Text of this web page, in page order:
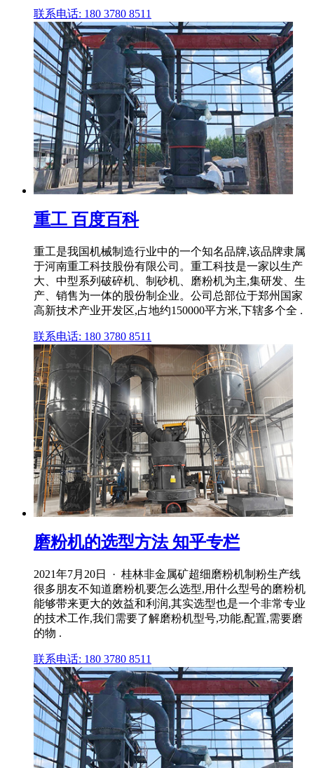
联系电话: 180 3780 8511
重工 百度百科
重工是我国机械制造行业中的一个知名品牌,该品牌隶属
于河南重工科技股份有限公司。重工科技是一家以生产
大、中型系列破碎机、制砂机、磨粉机为主,集研发、生
产、销售为一体的股份制企业。公司总部位于郑州国家
高新技术产业开发区,占地约150000平方米,下辖多个全 .
联系电话: 180 3780 8511
磨粉机的选型方法 知乎专栏
2021年7月20日 · 桂林非金属矿超细磨粉机制粉生产线
很多朋友不知道磨粉机要怎么选型,用什么型号的磨粉机
能够带来更大的效益和利润,其实选型也是一个非常专业
的技术工作,我们需要了解磨粉机型号,功能,配置,需要磨
的物 .
联系电话: 180 3780 8511